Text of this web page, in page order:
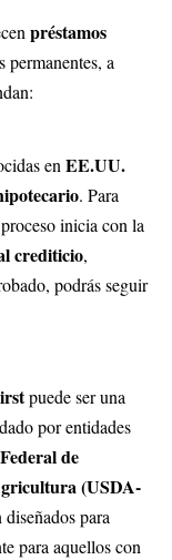
préstamos
permanentes, a
enEE.UU.
. Para
inicia con la
crediticio,
podrás seguir
puede ser una
por entidades
de
(USDA-
diseñados para
para aquellos con